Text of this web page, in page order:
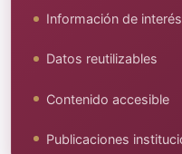
Información de
Datos reutilizables
Contenido accesible
Publicaciones